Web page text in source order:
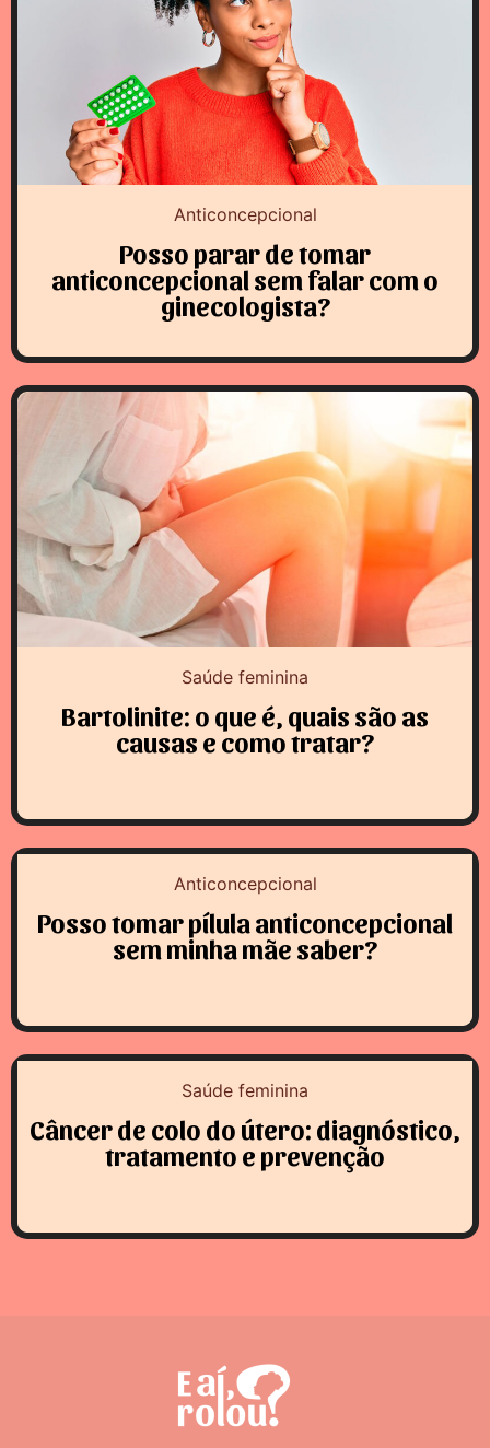
Anticoncepcional
Posso parar de tomar
anticoncepcional sem falar com o
ginecologista?
Saúde feminina
Bartolinite: o que é, quais são as
causas e como tratar?
Anticoncepcional
Posso tomar pílula anticoncepcional
sem minha mãe saber?
Saúde feminina
Câncer de colo do útero: diagnóstico,
tratamento e prevenção